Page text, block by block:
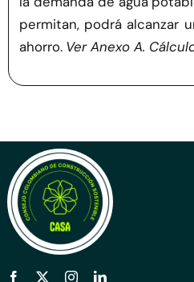
permitan, podrá alcanzar
ahorro. Ver Anexo A.